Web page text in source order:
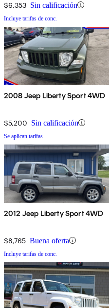
$6,353 Sin calificación
Incluye tarifas de conc.
2008 Jeep Liberty Sport 4WD
$5,200 Sin calificación
Se aplican tarifas
2012 Jeep Liberty Sport 4WD
$8,765 Buena oferta
Incluye tarifas de conc.